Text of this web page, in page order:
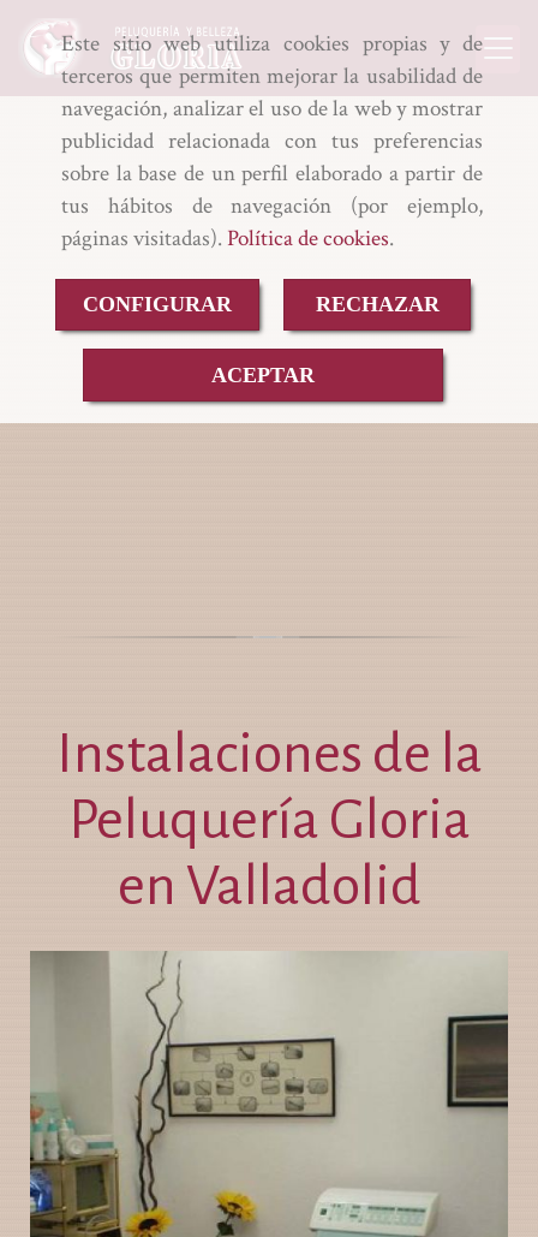
Este sitio web utiliza cookies propias y de
terceros que permiten mejorar la usabilidad de
navegación, analizar el uso de la web y mostrar
publicidad relacionada con tus preferencias
sobre la base de un perfil elaborado a partir de
tus hábitos de navegación (por ejemplo,
páginas visitadas). Política de cookies.
CONFIGURAR RECHAZAR
ACEPTAR
Instalaciones de la
Peluquería Gloria
en Valladolid